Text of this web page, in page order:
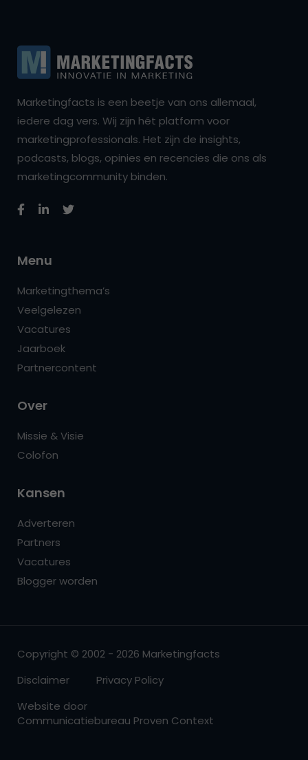
Marketingfacts is een beetje van ons allemaal,
iedere dag vers. Wij zijn hét platform voor
marketingprofessionals. Het zijn de insights,
podcasts, blogs, opinies en recencies die ons als
marketingcommunity binden.
Menu
Marketingthema’s
Veelgelezen
Vacatures
Jaarboek
Partnercontent
Over
Missie & Visie
Colofon
Kansen
Adverteren
Partners
Vacatures
Blogger worden
Copyright © 2002 - 2026 Marketingfacts
Disclaimer
Privacy Policy
Website door
Communicatiebureau Proven Context